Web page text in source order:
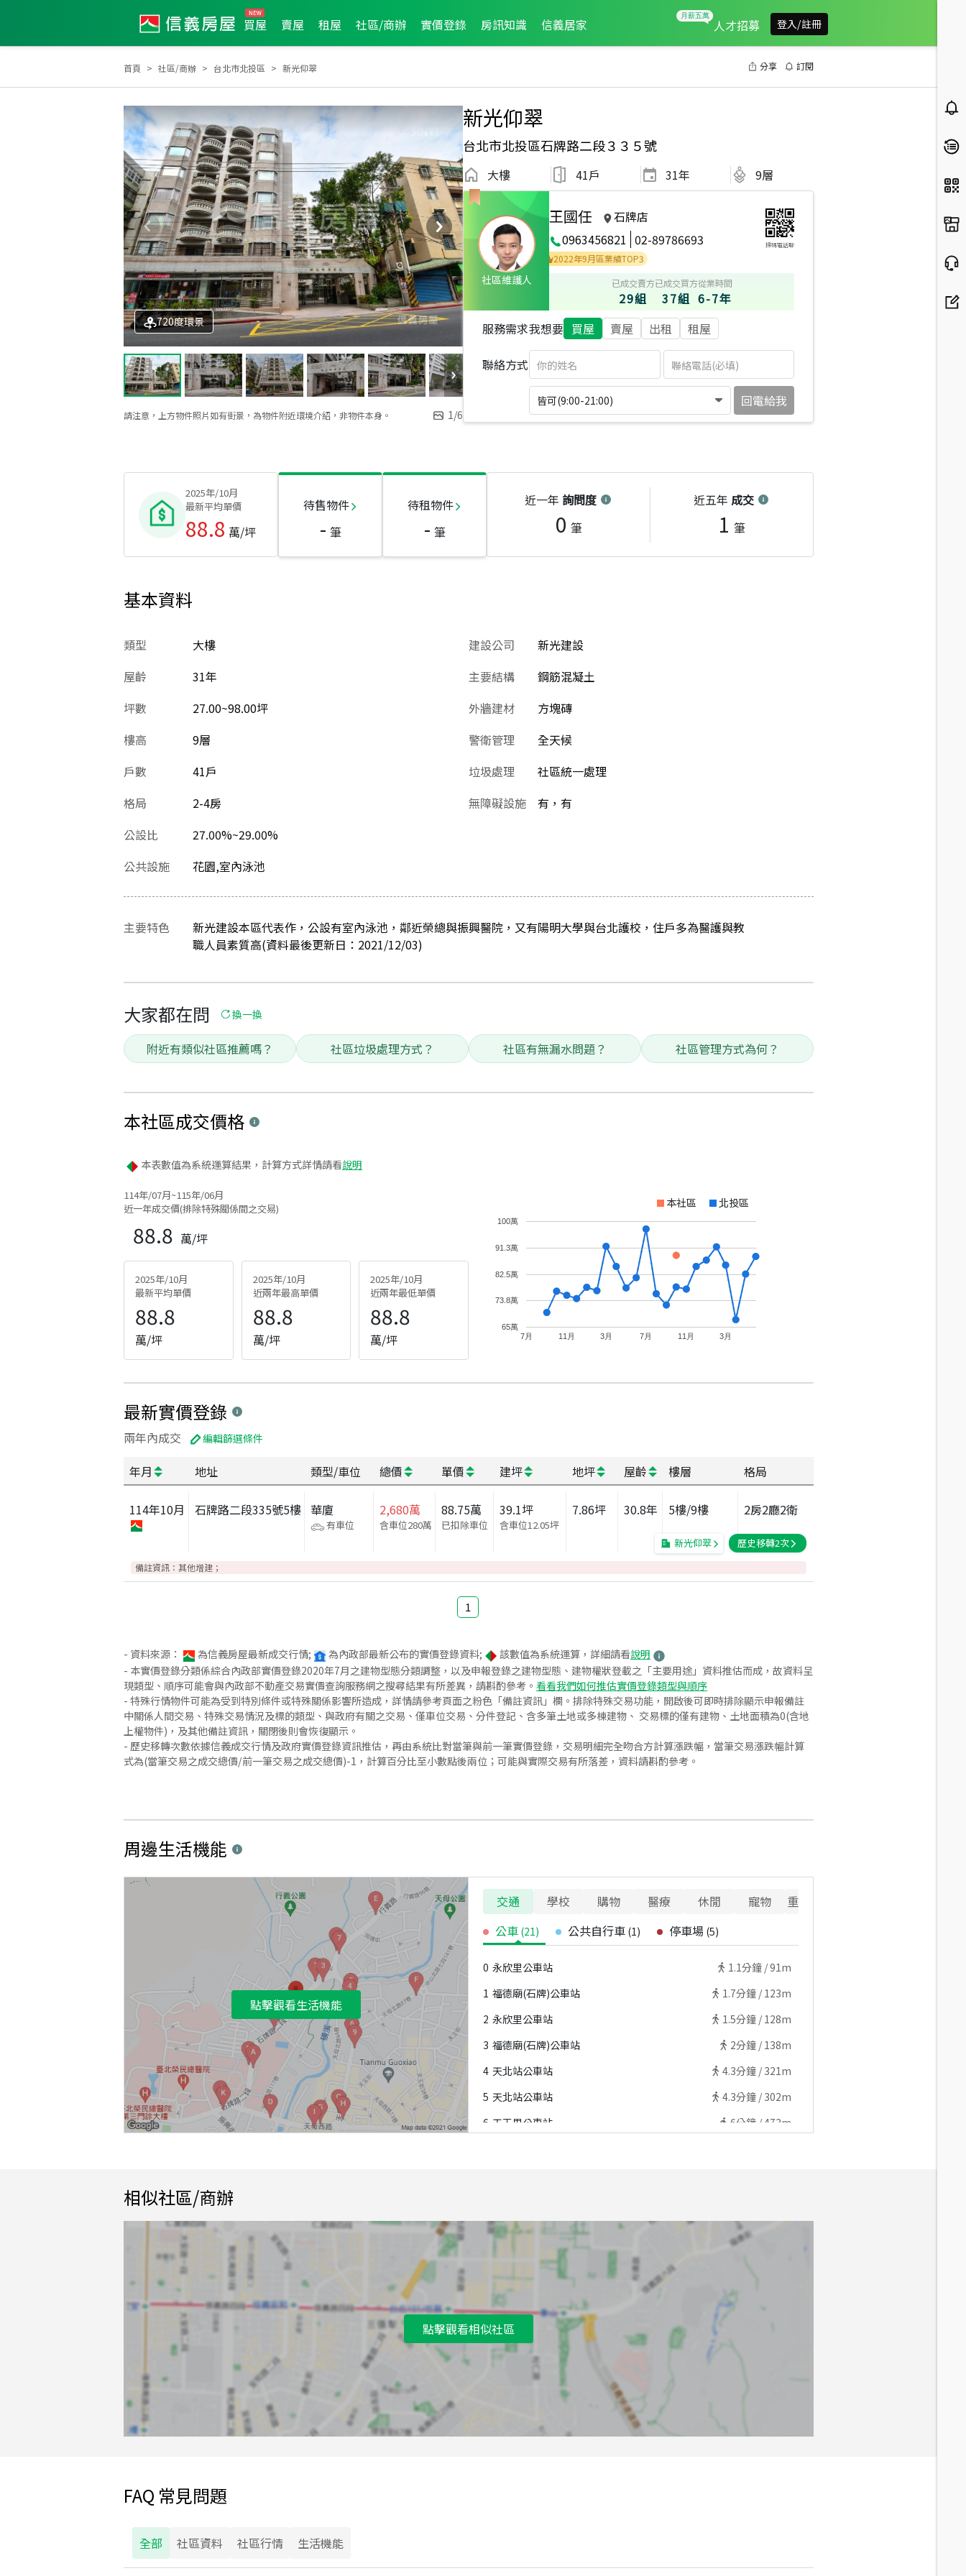
買屋 賣屋 租屋 社區/商辦 實價登錄 房訊知識 信義居家 人才招募 登入/註冊
首頁 社區/商辦 台北市北投區 新光仰翠 分享 訂閱
請注意，上方物件照片如有街景，為物件附近環境介紹，非物件本身。 1/6
720度環景
新光仰翠
台北市北投區石牌路二段３３５號
大樓 41戶 31年 9層
社區維護人
王國任
石牌店
0963456821 02-89786693 掃碼電話聊
2024年度區成件TOP3 2025年5月區業績TOP1 2024年7月區業績TOP3 2024年2月區業績TOP1
2022年9月區業績TOP3
已成交賣方
29組
已成交買方
37組
從業時間
6-7年
服務需求我想要 買屋 賣屋 出租 租屋
聯絡方式
皆可(9:00-21:00) 回電給我
2025年/10月
最新平均單價
88.8 萬/坪
待售物件
- 筆
待租物件
- 筆
近一年 詢問度
0 筆
近五年 成交
1 筆
基本資料
類型
大樓
屋齡
31年
坪數
27.00~98.00坪
樓高
9層
戶數
41戶
格局
2-4房
公設比
27.00%~29.00%
建設公司
新光建設
主要結構
鋼筋混凝土
外牆建材
方塊磚
警衛管理
全天候
垃圾處理
社區統一處理
無障礙設施
有，有
公共設施 花園,室內泳池
主要特色
新光建設本區代表作，公設有室內泳池，鄰近榮總與振興醫院，又有陽明大學與台北護校，住戶多為醫護與教
職人員素質高(資料最後更新日：2021/12/03)
大家都在問 換一換
附近有類似社區推薦嗎？ 社區垃圾處理方式？ 社區有無漏水問題？ 社區管理方式為何？
本社區成交價格
本表數值為系統運算結果，計算方式詳情請看說明
114年/07月~115年/06月
近一年成交價(排除特殊關係間之交易)
88.8 萬/坪
2025年/10月
最新平均單價
88.8
萬/坪
2025年/10月
近兩年最高單價
88.8
萬/坪
2025年/10月
近兩年最低單價
88.8
萬/坪
本社區 北投區
7月 11月 3月 7月 11月 3月
65萬
73.8萬
82.5萬
91.3萬
100萬
最新實價登錄
兩年內成交 編輯篩選條件
年月 地址 類型/車位 總價 單價 建坪 地坪 屋齡 樓層 格局
114年10月 石牌路二段335號5樓 華廈
有車位
2,680萬
含車位280萬
88.75萬
已扣除車位
39.1坪
含車位12.05坪
7.86坪 30.8年 5樓/9樓 2房2廳2衛
新光仰翠 歷史移轉2次
備註資訊： 其他增建；
1
- 資料來源： 為信義房屋最新成交行情; 為內政部最新公布的實價登錄資料; 該數值為系統運算，詳細請看說明
- 本實價登錄分類係綜合內政部實價登錄2020年7月之建物型態分類調整，以及申報登錄之建物型態、建物權狀登載之「主要用途」資料推估而成，故資料呈
現類型、順序可能會與內政部不動產交易實價查詢服務網之搜尋結果有所差異，請斟酌參考。 看看我們如何推估實價登錄類型與順序
- 特殊行情物件可能為受到特別條件或特殊關係影響所造成，詳情請參考頁面之粉色「備註資訊」欄。排除特殊交易功能，開啟後可即時排除顯示申報備註
中關係人間交易、特殊交易情況及標的類型、與政府有關之交易、僅車位交易、分件登記、含多筆土地或多棟建物、 交易標的僅有建物、土地面積為0(含地
上權物件)，及其他備註資訊，關閉後則會恢復顯示。
- 歷史移轉次數依據信義成交行情及政府實價登錄資訊推估，再由系統比對當筆與前一筆實價登錄，交易明細完全吻合方計算漲跌幅，當筆交易漲跌幅計算
式為(當筆交易之成交總價/前一筆交易之成交總價)-1，計算百分比至小數點後兩位；可能與實際交易有所落差，資料請斟酌參考。
周邊生活機能
點擊觀看生活機能
交通 學校 購物 醫療 休閒 寵物
重要設施
公車 (21) 公共自行車 (1) 停車場 (5)
0 永欣里公車站 1.1分鐘 /91m
1 福德廟(石牌)公車站 1.7分鐘 / 123m
2 永欣里公車站 1.5分鐘 / 128m
3 福德廟(石牌)公車站 2分鐘 / 138m
4 天北站公車站 4.3分鐘 / 321m
5 天北站公車站 4.3分鐘 / 302m
6 天玉里公車站 6分鐘 / 473m
A 榮光新村(榮總東院)公車站 3.9分鐘 /317m
榮光新村(榮總東院)公車站
天母國小公車站 分鐘 /
振興公園公車站 6.7
E 磺溪公車站
合庫訓練中心公車站
齊賢華廈公車站
齊賢華廈公車站
相似社區/商辦
點擊觀看相似社區
FAQ 常見問題
全部 社區資料 社區行情 生活機能